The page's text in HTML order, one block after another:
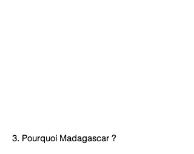
3. Pourquoi Madagascar ?